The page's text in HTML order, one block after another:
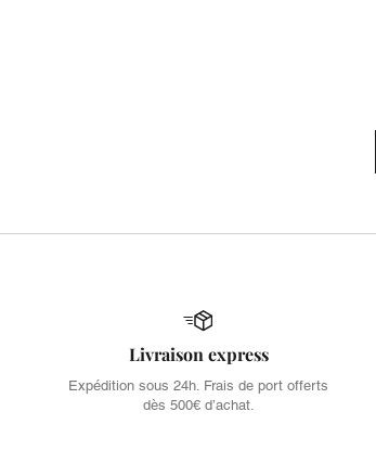
Livraison express
Expédition sous 24h. Frais de port offerts
dès 500€ d’achat.